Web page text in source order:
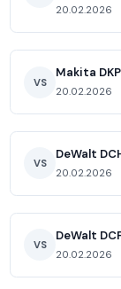
20.02.2026
VS
Makita
20.02.2026
VS
DeWalt
20.02.2026
VS
DeWalt
20.02.2026